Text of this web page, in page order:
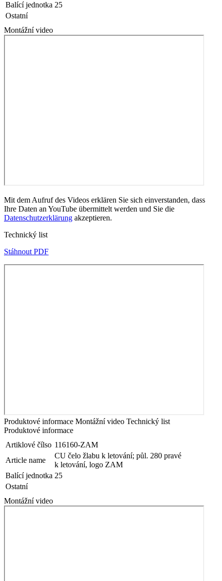
Balící jednotka 25
Ostatní
Montážní video
Mit dem Aufruf des Videos erklären Sie sich einverstanden, dass
Ihre Daten an YouTube übermittelt werden und Sie die
Datenschutzerklärung akzeptieren.
Technický list
Stáhnout PDF
Produktové informace Montážní video Technický list
Produktové informace
Artiklové čílso 116160-ZAM
Article name
CU čelo žlabu k letování; půl. 280 pravé
k letování, logo ZAM
Balící jednotka 25
Ostatní
Montážní video